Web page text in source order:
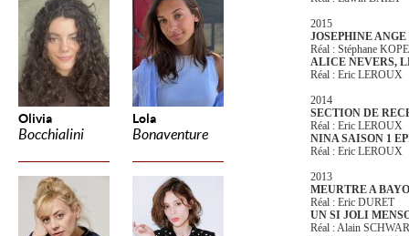
Olivia
Bocchialini
Lola
Bonaventure
2015
JOSEPHINE
Réal : Stéphane
ALICE NEVERS,
Réal : Eric LEROUX
2014
SECTION DE
Réal : Eric LEROUX
NINA SAISON 1
Réal : Eric LEROUX
2013
MEURTRE A
Réal : Eric DURET
UN SI JOLI
Réal : Alain